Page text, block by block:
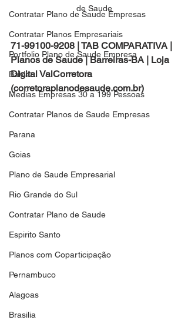
Contratar Plano de Saude Empresas
Contratar Planos Empresariais
Portfolio Plano de Saude Empresa
Bahia
Medias Empresas 30 a 199 Pessoas
Contratar Planos de Saude Empresas
Parana
Goias
Plano de Saude Empresarial
Rio Grande do Sul
Contratar Plano de Saude
Espirito Santo
Planos com Coparticipação
Pernambuco
Alagoas
Brasilia
de Saude
71-99100-9208 | TAB COMPARATIVA |
Planos de Saude | Barreiras-BA | Loja
Digital ValCorretora
(corretoraplanodesaude.com.br)